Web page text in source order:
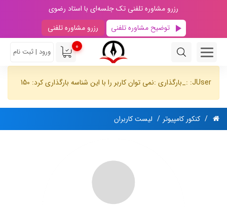
رزرو مشاوره تلفنی تک جلسه‌ای با استاد رضوی
توضیح مشاوره تلفنی
رزرو مشاوره تلفنی
0
ورود | ثبت نام
JUser: :_بارگذاری :نمی توان کاربر را با این شناسه بارگذاری کرد: 150
کنکور کامپیوتر لیست کاربران